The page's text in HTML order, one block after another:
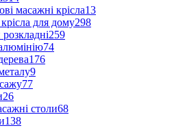
масажні крісла13
для дому298
259
74
176
9
77
26
столи68
138